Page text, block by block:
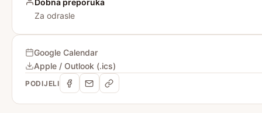
Dobna preporuka
Za odrasle
Google Calendar
Apple / Outlook (.ics)
PODIJELI